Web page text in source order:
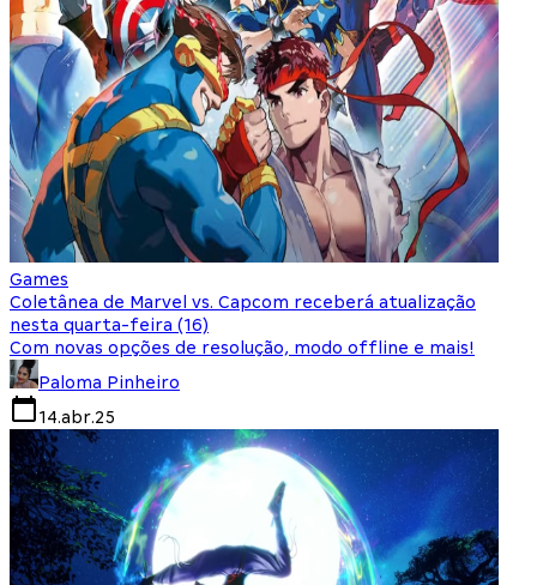
Games
Coletânea de Marvel vs. Capcom receberá atualização
nesta quarta-feira (16)
Com novas opções de resolução, modo offline e mais!
Paloma Pinheiro
14.abr.25